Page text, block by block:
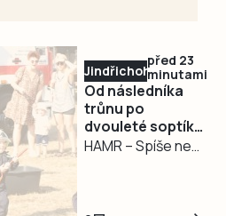
Jindřichohradecko
před 23
minutami
Od následníka
trůnu po
dvouleté soptíky.
Hasiči v Hamru
HAMR – Spíše než
sobotní událost v